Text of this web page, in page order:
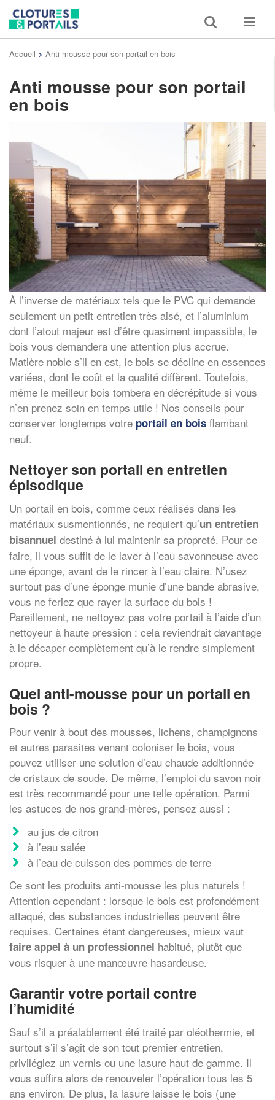
Toggle
search
Toggle
Accueil > Anti mousse pour son portail en bois
Anti mousse pour son portail
en bois
À l’inverse de matériaux tels que le PVC qui demande
seulement un petit entretien très aisé, et l’aluminium
dont l’atout majeur est d’être quasiment impassible, le
bois vous demandera une attention plus accrue.
Matière noble s’il en est, le bois se décline en essences
variées, dont le coût et la qualité diffèrent. Toutefois,
même le meilleur bois tombera en décrépitude si vous
n’en prenez soin en temps utile ! Nos conseils pour
conserver longtemps votre portail en bois flambant
neuf.
Nettoyer son portail en entretien
épisodique
Un portail en bois, comme ceux réalisés dans les
matériaux susmentionnés, ne requiert qu’un entretien
bisannuel destiné à lui maintenir sa propreté. Pour ce
faire, il vous suffit de le laver à l’eau savonneuse avec
une éponge, avant de le rincer à l’eau claire. N’usez
surtout pas d’une éponge munie d’une bande abrasive,
vous ne feriez que rayer la surface du bois !
Pareillement, ne nettoyez pas votre portail à l’aide d’un
nettoyeur à haute pression : cela reviendrait davantage
à le décaper complètement qu’à le rendre simplement
propre.
Quel anti-mousse pour un portail en
bois ?
Pour venir à bout des mousses, lichens, champignons
et autres parasites venant coloniser le bois, vous
pouvez utiliser une solution d’eau chaude additionnée
de cristaux de soude. De même, l’emploi du savon noir
est très recommandé pour une telle opération. Parmi
les astuces de nos grand-mères, pensez aussi :
au jus de citron
à l’eau salée
à l’eau de cuisson des pommes de terre
Ce sont les produits anti-mousse les plus naturels !
Attention cependant : lorsque le bois est profondément
attaqué, des substances industrielles peuvent être
requises. Certaines étant dangereuses, mieux vaut
faire appel à un professionnel habitué, plutôt que
vous risquer à une manœuvre hasardeuse.
Garantir votre portail contre
l’humidité
Sauf s’il a préalablement été traité par oléothermie, et
surtout s’il s’agit de son tout premier entretien,
privilégiez un vernis ou une lasure haut de gamme. Il
vous suffira alors de renouveler l’opération tous les 5
ans environ. De plus, la lasure laisse le bois (une